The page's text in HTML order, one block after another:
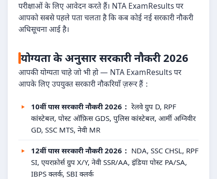
परीक्षाओं के लिए आवेदन करते हैं। NTA ExamResults पर
आपको सबसे पहले पता चलता है कि कब कोई नई सरकारी नौकरी
अधिसूचना आई है।
योग्यता के अनुसार सरकारी नौकरी 2026
आपकी योग्यता चाहे जो भी हो — NTA ExamResults पर
आपके लिए उपयुक्त सरकारी नौकरियाँ ज़रूर हैं：
10वीं पास सरकारी नौकरी 2026： रेलवे ग्रुप D, RPF
कांस्टेबल, पोस्ट ऑफ़िस GDS, पुलिस कांस्टेबल, आर्मी अग्निवीर
GD, SSC MTS, नेवी MR
12वीं पास सरकारी नौकरी 2026： NDA, SSC CHSL, RPF
SI, एयरफ़ोर्स ग्रुप X/Y, नेवी SSR/AA, इंडिया पोस्ट PA/SA,
IBPS क्लर्क, SBI क्लर्क